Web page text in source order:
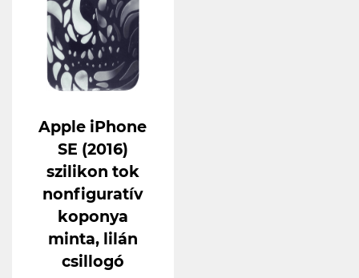
Apple iPhone
SE (2016)
szilikon tok
nonfiguratív
koponya
minta, lilán
csillogó